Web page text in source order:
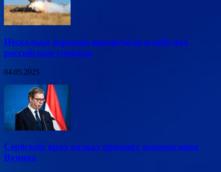
Несколько взрывов прозвучали в небе над
российским городом
04.05.2025
Сербский врач назвал причину недомогания
Вучича